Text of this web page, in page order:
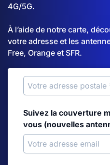
4G/5G.
À l’aide de notre carte,
votre adresse et les
Free, Orange et SFR.
Suivez la couverture
vous (nouvelles